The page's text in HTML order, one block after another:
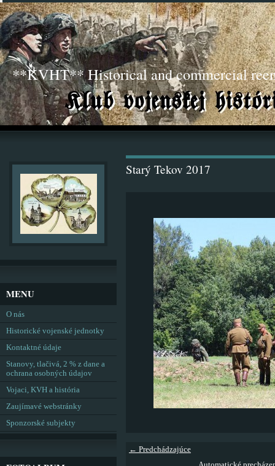
**KVHT** Historical and commercial
Starý Tekov 2017
← Predchádzajúce
MENU
O nás
Historické vojenské jednotky
Kontaktné údaje
Stanovy, tlačivá, 2 % z dane a
ochrana osobných údajov
Vojaci, KVH a história
Zaujímavé webstránky
Sponzorské subjekty